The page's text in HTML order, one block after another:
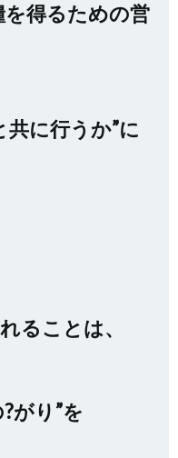
を得るための営
に行うか”に
ることは、
がり”を